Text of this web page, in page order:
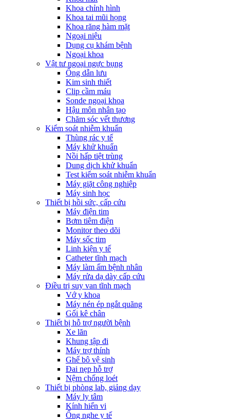
Khoa chỉnh hình
Khoa tai mũi họng
Khoa răng hàm mặt
Ngoại niệu
Dụng cụ khám bệnh
Ngoại khoa
Vật tư ngoại ngực bụng
Ống dẫn lưu
Kim sinh thiết
Clip cầm máu
Sonde ngoại khoa
Hậu môn nhân tạo
Chăm sóc vết thương
Kiểm soát nhiễm khuẩn
Thùng rác y tế
Máy khử khuẩn
Nồi hấp tiệt trùng
Dung dịch khử khuẩn
Test kiểm soát nhiễm khuẩn
Máy giặt công nghiệp
Máy sinh học
Thiết bị hồi sức, cấp cứu
Máy điện tim
Bơm tiêm điện
Monitor theo dõi
Máy sốc tim
Linh kiện y tế
Catheter tĩnh mạch
Máy làm ấm bệnh nhân
Máy rửa dạ dày cấp cứu
Điều trị suy van tĩnh mạch
Vớ y khoa
Máy nén ép ngắt quãng
Gối kê chân
Thiết bị hỗ trợ người bệnh
Xe lăn
Khung tập đi
Máy trợ thính
Ghế bô vệ sinh
Đai nẹp hỗ trợ
Nệm chống loét
Thiết bị phòng lab, giảng dạy
Máy ly tâm
Kính hiển vi
Ống nghe y tế